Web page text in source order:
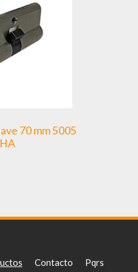
70 mm 5005
Contacto Pqrs